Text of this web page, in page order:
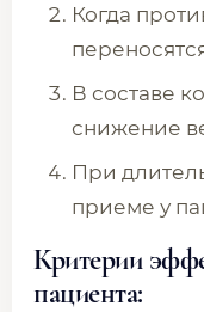
Когда
В составе
снижение
При
приеме у
Критерии
пациента: